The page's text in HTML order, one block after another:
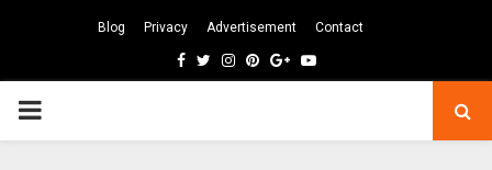
Blog Privacy Advertisement Contact
Facebook
TwitterInstagram
Pinterest
GoogleYoutube
PRIMARY